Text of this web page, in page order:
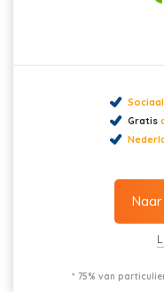
Gratis
* 75% van